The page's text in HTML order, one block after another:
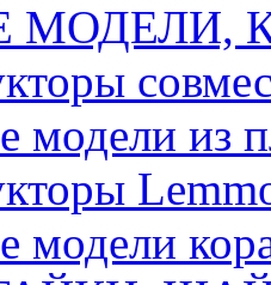
МОДЕЛИ,
модели из
модели